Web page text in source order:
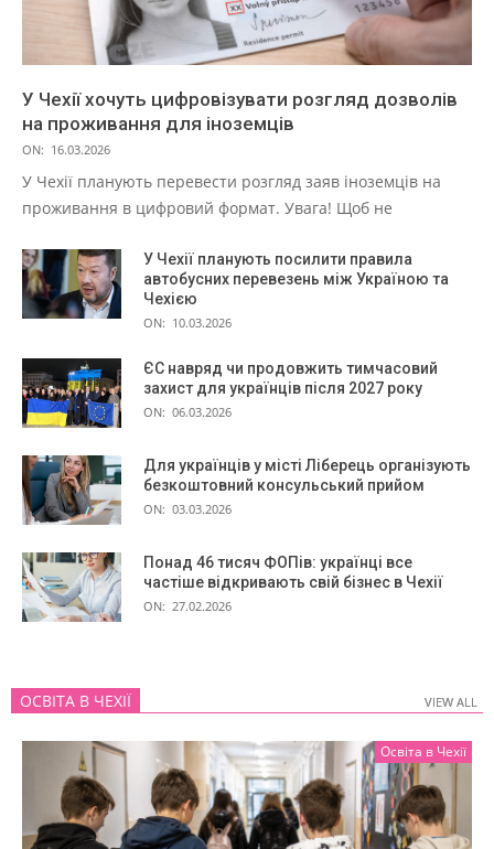
У Чехії хочуть цифровізувати розгляд дозволів
на проживання для іноземців
ON: 16.03.2026
У Чехії планують перевести розгляд заяв іноземців на
проживання в цифровий формат. Увага! Щоб не
У Чехії планують посилити правила
автобусних перевезень між Україною та
Чехією
ON: 10.03.2026
ЄС навряд чи продовжить тимчасовий
захист для українців після 2027 року
ON: 06.03.2026
Для українців у місті Ліберець організують
безкоштовний консульський прийом
ON: 03.03.2026
Понад 46 тисяч ФОПів: українці все
частіше відкривають свій бізнес в Чехії
ON: 27.02.2026
ОСВІТА В ЧЕХІЇ VIEW ALL
Освіта в Чехії
VIEW ALL